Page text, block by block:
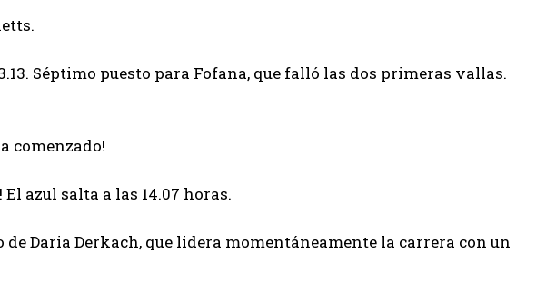
Séptimo puesto para Fofana, que falló las dos primeras vallas.
comenzado!
azul salta a las 14.07 horas.
de Daria Derkach, que lidera momentáneamente la carrera con un